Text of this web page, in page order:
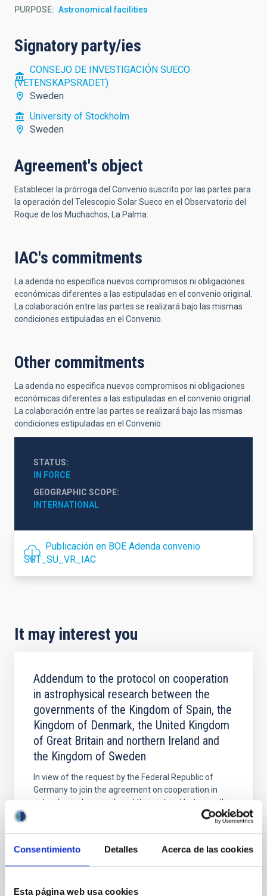
Consentimiento Detalles Acerca de las cookies
Esta página web usa cookies
PURPOSE Astronomical facilities
Signatory party/ies
CONSEJO DE INVESTIGACIÓN SUECO
(VETENSKAPSRADET)
Sweden
University of Stockholm
Sweden
Agreement's object
Establecer la prórroga del Convenio suscrito por las partes para
la operación del Telescopio Solar Sueco en el Observatorio del
Roque de los Muchachos, La Palma.
IAC's commitments
La adenda no especifica nuevos compromisos ni obligaciones
económicas diferentes a las estipuladas en el convenio original.
La colaboración entre las partes se realizará bajo las mismas
condiciones estipuladas en el Convenio.
Other commitments
La adenda no especifica nuevos compromisos ni obligaciones
económicas diferentes a las estipuladas en el convenio original.
La colaboración entre las partes se realizará bajo las mismas
condiciones estipuladas en el Convenio.
STATUS
IN FORCE
GEOGRAPHIC SCOPE
INTERNATIONAL
Publicación en BOE Adenda convenio
SST_SU_VR_IAC
It may interest you
Addendum to the protocol on cooperation
in astrophysical research between the
governments of the Kingdom of Spain, the
Kingdom of Denmark, the United Kingdom
of Great Britain and northern Ireland and
the Kingdom of Sweden
In view of the request by the Federal Republic of
Germany to join the agreement on cooperation in
astrophysical research and the protocol between the
governments of the Kingdom of Spain, the Kingdom